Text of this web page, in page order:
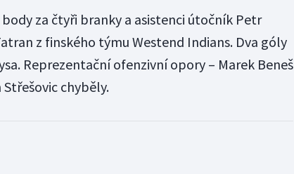
za čtyři branky a asistenci útočník Petr
z finského týmu Westend Indians. Dva góly
Reprezentační ofenzivní opory – Marek Beneš
chyběly.